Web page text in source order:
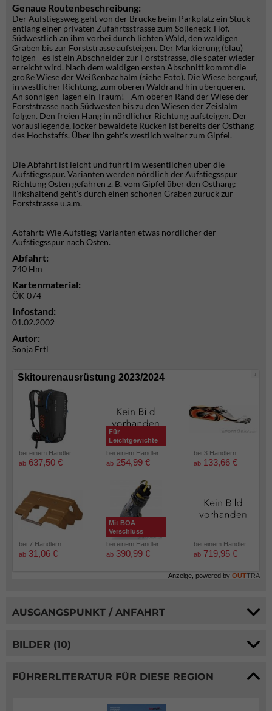
Genaue Routenbeschreibung:
Der Aufstiegsweg geht von der Brücke beim Parkplatz ein Stück
entlang einer privaten Zufahrtsstrasse zum Solleneck-Hof.
Südwestlich an ihm vorbei durch lichten Wald, den waldigen
Graben bis zur Forststrasse aufsteigen. Der Markierung (blau)
folgen - es ist ein Abschneider zur Forststrasse, die später wieder
erreicht wird. Nach dem waldigen ersten Abschnitt kommt die
große Wiese der Weißenbachalm (siehe Foto). Die Wiese bergauf,
in westlicher Richtung, zum oberen Waldrand hin überqueren. -
An sonnigen Tagen ein Traum! - Am oberen Rand der Wiese der
Forststrasse nach Südwesten bis zu den Wiesen der Zeislalm
folgen. Den freien Hang in nördlicher Richtung aufsteigen. Der
vorausliegende, locker bewaldete Rücken ist bereits der Osthang
des Hochstaffs. Über ihn geht's westlich weiter zum Gipfel.
Die Abfahrt ist leicht und führt im wesentlichen über die
Aufstiegsspur. Varianten werden nördlich der Aufstiegsspur
Richtung Osten gefahren z. B. vom Gipfel über den Osthang:
linkshaltend geht's durch einen schönen Graben zurück zur
Forststrasse u.a.m.
Abfahrt: Wie Aufstieg; Varianten etwas nördlicher der
Aufstiegsspur nach Osten.
Abfahrt:
740 Hm
Kartenmaterial:
ÖK 074
Infostand:
01.02.2002
Autor:
Sonja Ertl
i
Skitourenausrüstung 2023/2024
bei einem Händler
ab 637,50 €
Für
Leichtgewichte
bei einem Händler
ab 254,99 €
bei 3 Händlern
ab 133,66 €
bei 7 Händlern
ab 31,06 €
Mit BOA
Verschluss
bei einem Händler
ab 390,99 €
bei einem Händler
ab 719,95 €
Anzeige, powered by OUTTRA
AUSGANGSPUNKT / ANFAHRT
BILDER (10)
FÜHRERLITERATUR FÜR DIESE REGION